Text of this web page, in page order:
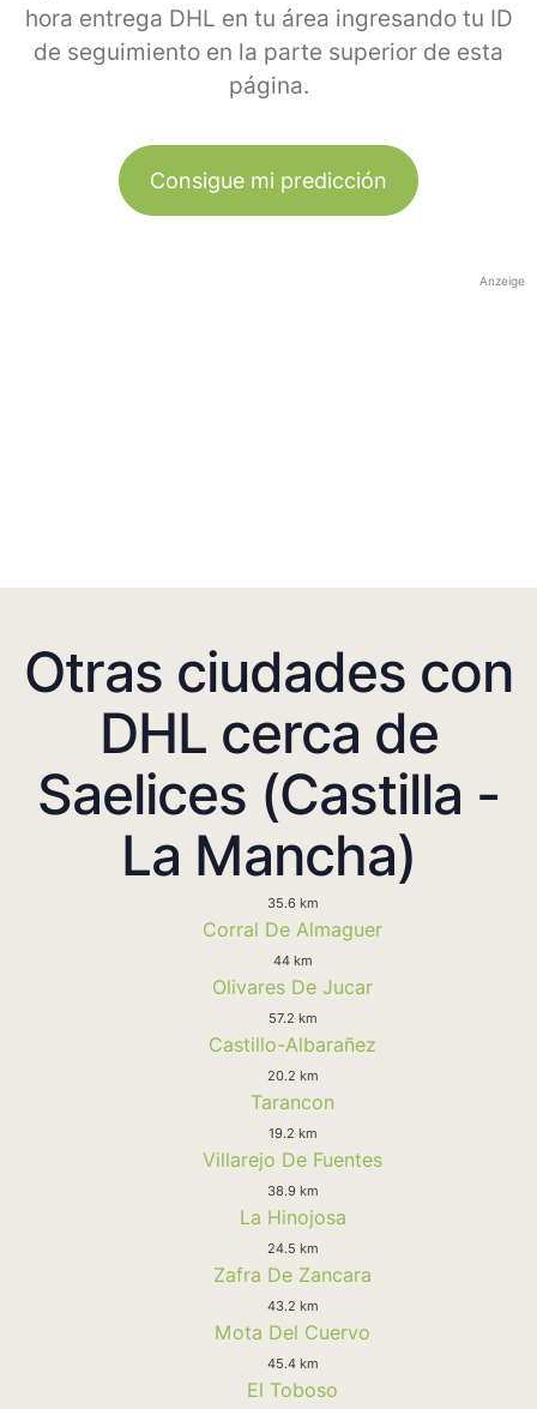
hora entrega DHL en tu área ingresando tu ID
de seguimiento en la parte superior de esta
página.
Consigue mi predicción
Anzeige
Otras ciudades con
DHL cerca de
Saelices (Castilla -
La Mancha)
35.6 km
Corral De Almaguer
44 km
Olivares De Jucar
57.2 km
Castillo-Albarañez
20.2 km
Tarancon
19.2 km
Villarejo De Fuentes
38.9 km
La Hinojosa
24.5 km
Zafra De Zancara
43.2 km
Mota Del Cuervo
45.4 km
El Toboso